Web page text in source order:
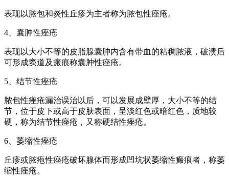
表现以脓包和炎性丘疹为主者称为脓包性痤疮。
4、囊肿性痤疮
表现以大小不等的皮脂腺囊肿内含有带血的粘稠脓液，破溃后
可形成窦道及瘢痕称囊肿性痤疮。
5、结节性痤疮
脓包性痤疮漏治误治以后，可以发展成壁厚，大小不等的结
节，位于皮下或高于皮肤表面，呈淡红色或暗红色，质地较
硬，称为结节性痤疮，又称硬结性痤疮。
6、萎缩性痤疮
丘疹或脓疱性痤疮破坏腺体而形成凹坑状萎缩性瘢痕者，称萎
缩性痤疮。